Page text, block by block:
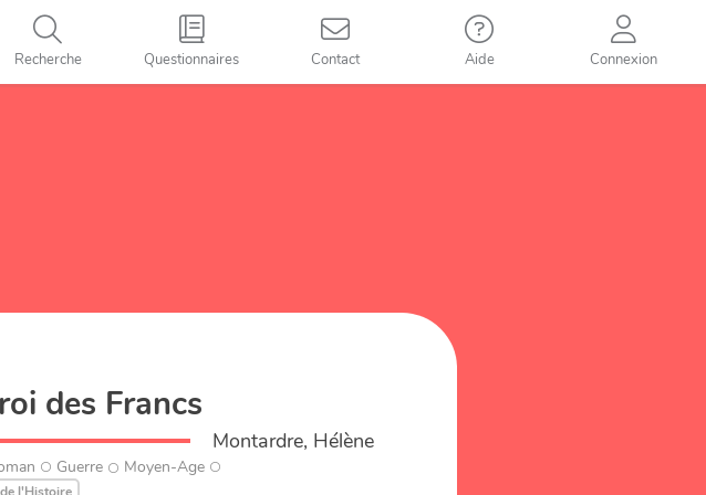
Recherche Questionnaires Contact Aide Connexion
des Francs
Montardre, Hélène
Guerre Moyen-Age
l'Histoire